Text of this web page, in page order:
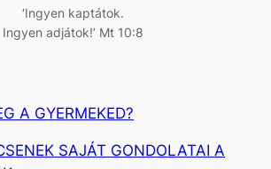
‘Ingyen kaptátok.
Ingyen adjátok!’ Mt 10:8
A GYERMEKED?
SAJÁT GONDOLATAI A